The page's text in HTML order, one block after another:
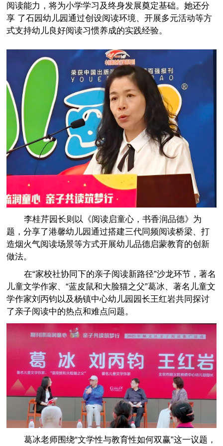
阅读能力，将为小学学习及终身发展奠定基础。她还分
享 了石园幼儿园通过创设阅读环境、开展多元活动等方
式支持幼儿良好阅读习惯养成的实践经验。
李桂芹园长则以《阅读启童心，书香润品德》为
题，分享了港馨幼儿园通过搭建三代同频阅读桥梁、打
造烟火气阅读场景等方式开展幼儿品德启蒙教育的创新
做法。
在“家校社协同下的亲子阅读新路径”沙龙环节，著名
儿童文学作家、“蓝皮鼠和大脸猫之父”葛冰、著名儿童文
学作家刘丙钧以及杨镇中心幼儿园园长王红岩共同探讨
了亲子阅读中的热点和难点问题。
葛冰老师围绕“文学性与教育性如何双赢”这一议题，